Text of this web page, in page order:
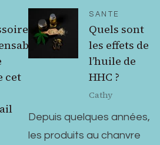
cet
SANTE
Quels sont
les effets de
l’huile de
HHC ?
Cathy
Depuis quelques années,
les produits au chanvre